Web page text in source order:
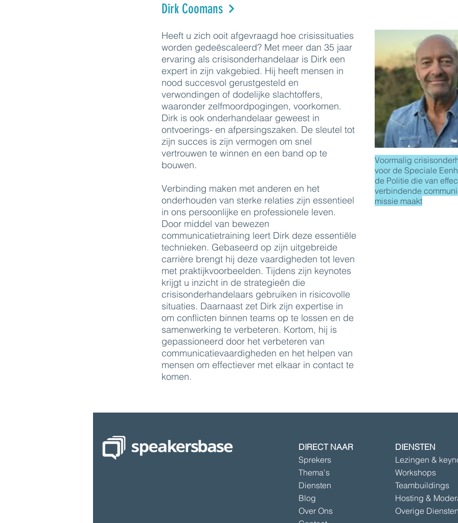
Dirk Coomans
Heeft u zich ooit afgevraagd hoe crisissituaties
worden gedeëscaleerd? Met meer dan 35 jaar
ervaring als crisisonderhandelaar is Dirk een
expert in zijn vakgebied. Hij heeft mensen in
nood succesvol gerustgesteld en
verwondingen of dodelijke slachtoffers,
waaronder zelfmoordpogingen, voorkomen.
Dirk is ook onderhandelaar geweest in
ontvoerings- en afpersingszaken. De sleutel tot
zijn succes is zijn vermogen om snel
vertrouwen te winnen en een band op te
bouwen.
Verbinding maken met anderen en het
onderhouden van sterke relaties zijn essentieel
in ons persoonlijke en professionele leven.
Door middel van bewezen
communicatietraining leert Dirk deze essentiële
technieken. Gebaseerd op zijn uitgebreide
carrière brengt hij deze vaardigheden tot leven
met praktijkvoorbeelden. Tijdens zijn keynotes
krijgt u inzicht in de strategieën die
crisisonderhandelaars gebruiken in risicovolle
situaties. Daarnaast zet Dirk zijn expertise in
om conflicten binnen teams op te lossen en de
samenwerking te verbeteren. Kortom, hij is
gepassioneerd door het verbeteren van
communicatievaardigheden en het helpen van
mensen om effectiever met elkaar in contact te
komen.
Voormalig
voor de Speciale
de Politie die van
verbindende
missie maakt
DIRECT NAAR
Sprekers
Thema's
Diensten
Blog
Over Ons
DIENSTEN
Lezingen &
Workshops
Teambuildings
Hosting &
Overige